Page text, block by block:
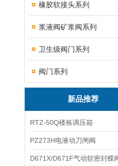
橡胶软接头系列
浆液阀矿浆阀系列
卫生级阀门系列
阀门系列
新品推荐
RTZ-50Q楼栋调压箱
PZ273H电液动刀闸阀
D671X/D671F气动软密封蝶